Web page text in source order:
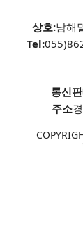
상호:남해
Tel:
통신
주소